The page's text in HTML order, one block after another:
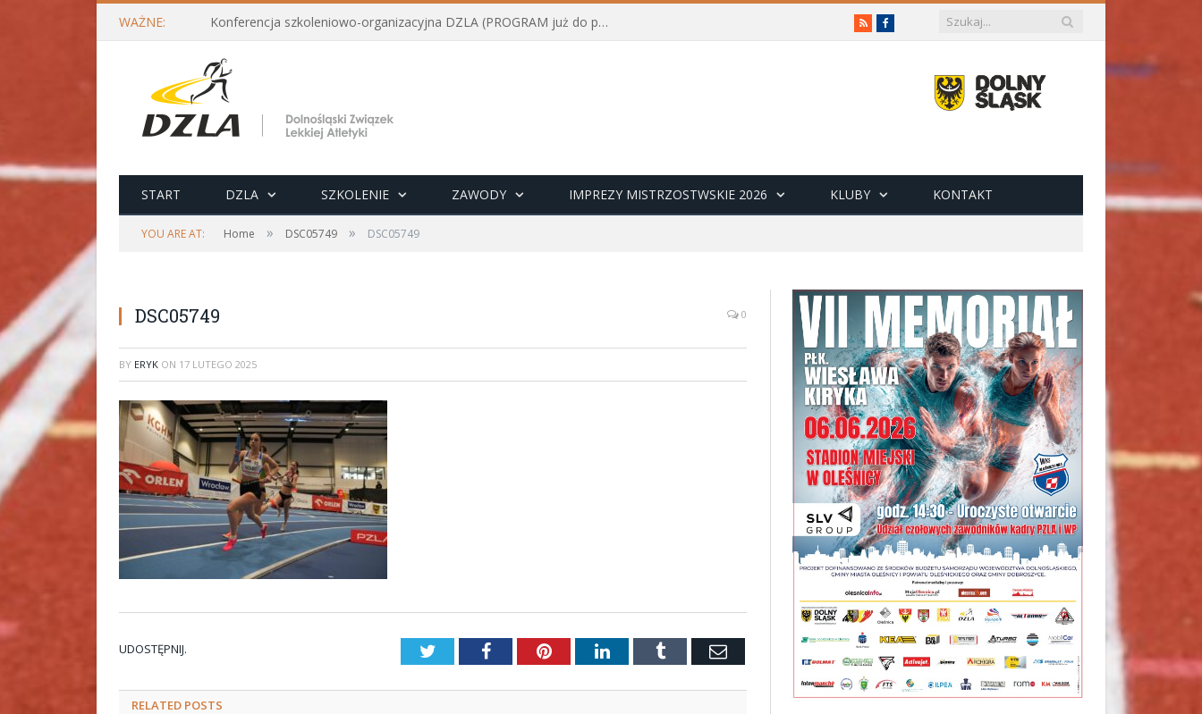
WAŻNE: Konferencja szkoleniowo-organizacyjna DZLA (PROGRAM już do pobrania) RSSFacebook
START DZLA SZKOLENIE ZAWODY IMPREZY MISTRZOSTWSKIE 2026 KLUBY KONTAKT
YOU ARE AT: Home » DSC05749 » DSC05749
DSC05749 0
BY ERYK ON 17 LUTEGO 2025
UDOSTĘPNIJ. TwitterFacebookPinterestLinkedInTumblr Email
RELATED POSTS